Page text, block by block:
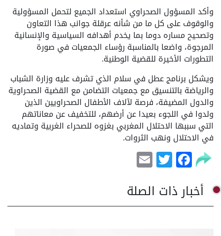
وأكد المسؤول الصحراوي استعداد الجميع لتحمل المسؤولية
والوقوف على كل ما من شأنه عرقلة جوانب هذا التعاون
وتصحيح مساره دوما بما يخدم أهدافه السياسية والإنسانية
المرجوة، واضعا بالمناسبة رؤساء الجمعيات في صورة
التطورات الأخيرة للقضية الوطنية.
ويشكل برنامج عطل في سلام الذي تشرف عليه وزارة الشباب
والرياضة بالتنسيق مع جمعيات التضامن مع القضية الصحراوية
والدول المضيفة، فرصة لآلاف الأطفال الصحراويين الذين
ولدوا في اللجوء بعيدا عن أرضهم، للتخفيف عن معاناتهم
التي سببها الاحتلال المغربي بغزوه للصحراء الغربية وتماديه
في الاحتلال ونهب الثروات.
Facebook
Twitter
أخبار ذات الصلة